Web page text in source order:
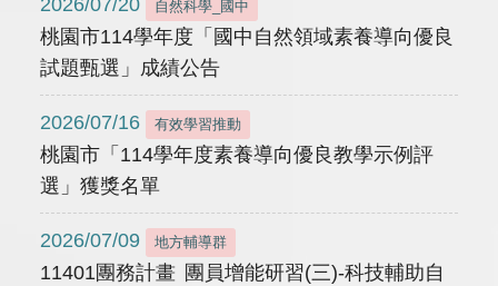
2026/07/20 自然科學_國中
桃園市114學年度「國中自然領域素養導向優良
試題甄選」成績公告
2026/07/16 有效學習推動
桃園市「114學年度素養導向優良教學示例評
選」獲獎名單
2026/07/09 地方輔導群
11401團務計畫 團員增能研習(三)-科技輔助自